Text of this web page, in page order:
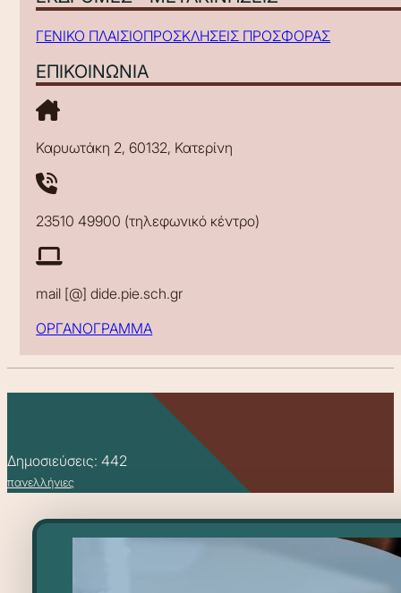
ΓΕΝΙΚΟ ΠΛΑΙΣΙΟΠΡΟΣΚΛΗΣΕΙΣ ΠΡΟΣΦΟΡΑΣ
ΕΠΙΚΟΙΝΩΝΙΑ
Καρυωτάκη 2, 60132, Κατερίνη
23510 49900 (τηλεφωνικό κέντρο)
mail [@] dide.pie.sch.gr
ΟΡΓΑΝΟΓΡΑΜΜΑ
Δημοσιεύσεις: 442
πανελλήνιες